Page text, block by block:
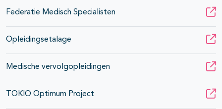
Federatie Medisch Specialisten
Opleidingsetalage
Medische vervolgopleidingen
TOKIO Optimum Project